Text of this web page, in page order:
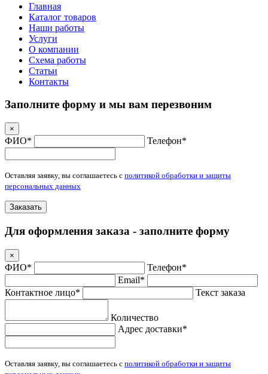
Главная
Каталог товаров
Наши работы
Услуги
О компании
Схема работы
Статьи
Контакты
Заполните форму и мы вам перезвоним
×
ФИО* Телефон*
Оставляя заявку, вы соглашаетесь с политикой обработки и защиты
персональных данных
Заказать
Для оформления заказа - заполните форму
×
ФИО*
Телефон*
Email*
Контактное лицо*
Текст заказа
Количество
Адрес доставки*
Оставляя заявку, вы соглашаетесь с политикой обработки и защиты